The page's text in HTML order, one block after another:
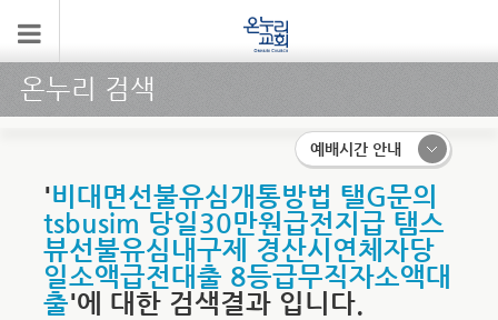
온누리 검색
예배시간 안내
'비대면선불유심개통방법 탤G문의
tsbusim 당일30만원급전지급 탬스
뷰선불유심내구제 경산시연체자당
일소액급전대출 8등급무직자소액대
출'에 대한 검색결과 입니다.